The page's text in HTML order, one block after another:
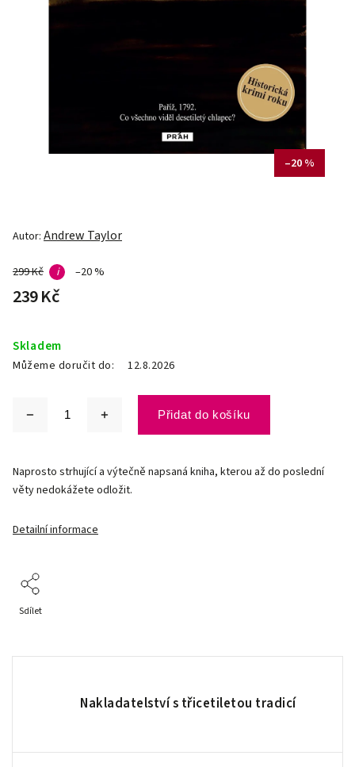
–20 %
Autor: Andrew Taylor
299 Kč i –20 %
239 Kč
Skladem
Můžeme doručit do: 12.8.2026
Přidat do košíku
Naprosto strhující a výtečně napsaná kniha, kterou až do poslední
věty nedokážete odložit.
Detailní informace
Sdílet
Nakladatelství s třicetiletou tradicí